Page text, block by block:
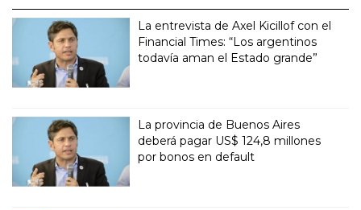
La entrevista de Axel Kicillof con el
Financial Times: “Los argentinos
todavía aman el Estado grande”
La provincia de Buenos Aires
deberá pagar US$ 124,8 millones
por bonos en default